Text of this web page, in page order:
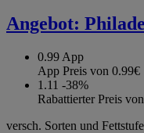
Angebot:
0.99 App
App Preis von 0.99€
1.11 -38%
Rabattierter Preis
versch. Sorten und